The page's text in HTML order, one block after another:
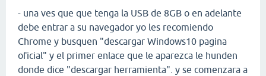
- una ves que que tenga la USB de 8GB o en adelante
debe entrar a su navegador yo les recomiendo
Chrome y busquen "descargar Windows10 pagina
oficial" y el primer enlace que le aparezca le hunden
donde dice "descargar herramienta". y se comenzara a